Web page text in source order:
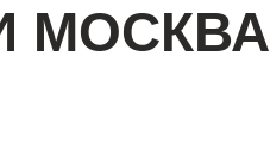
МОСКВА